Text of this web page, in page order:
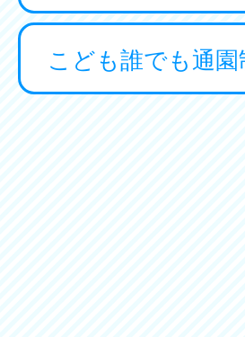
こども誰でも通園